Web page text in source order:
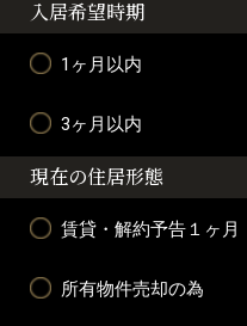
入居希望時期
1ヶ月以内
3ヶ月以内
現在の住居形態
賃貸・解約予告１ヶ月
所有物件売却の為